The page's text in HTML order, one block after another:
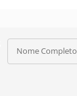
Nome Completo